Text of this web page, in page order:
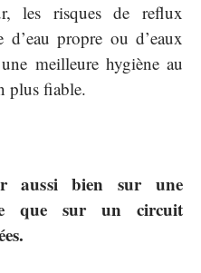
les risques de reflux
d’eau propre ou d’eaux
meilleure hygiène au
plus fiable.
aussi bien sur une
que sur un circuit